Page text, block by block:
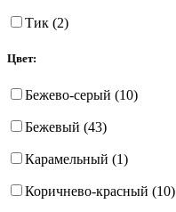
Тик (2)
Цвет:
Бежево-серый (10)
Бежевый (43)
Карамельный (1)
Коричнево-красный (10)